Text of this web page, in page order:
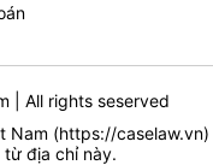
| All rights seserved
Nam (https://caselaw.vn)
địa chỉ này.